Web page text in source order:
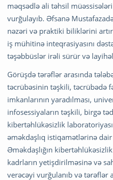
məqsədlə ali təhsil
vurğulayıb. Əfsanə
nəzəri və praktiki biliklərini
iş mühitinə inteqrasiyasını
təşəbbüslər irəli sürür və
Görüşdə tərəflər arasında
təcrübəsinin təşkili, təcrübədə
imkanlarının yaradılması,
infosessiyaların təşkili, birgə
kibertəhlükəsizlik
əməkdaşlıq istiqamətlərinə
Əməkdaşlığın
kadrların yetişdirilməsinə və
verəcəyi vurğulanıb və tərəflər